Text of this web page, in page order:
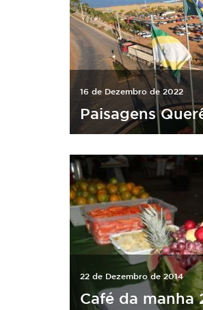
16 de Dezembro de 2022
Paisagens
22 de Dezembro de 2014
Café da manha